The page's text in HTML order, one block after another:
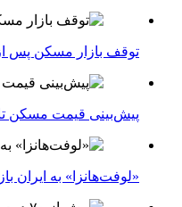
توقف بازار مسکن پس
پیش‌بینی قیمت مسکن تا
«لوفت‌هانزا» به ایران